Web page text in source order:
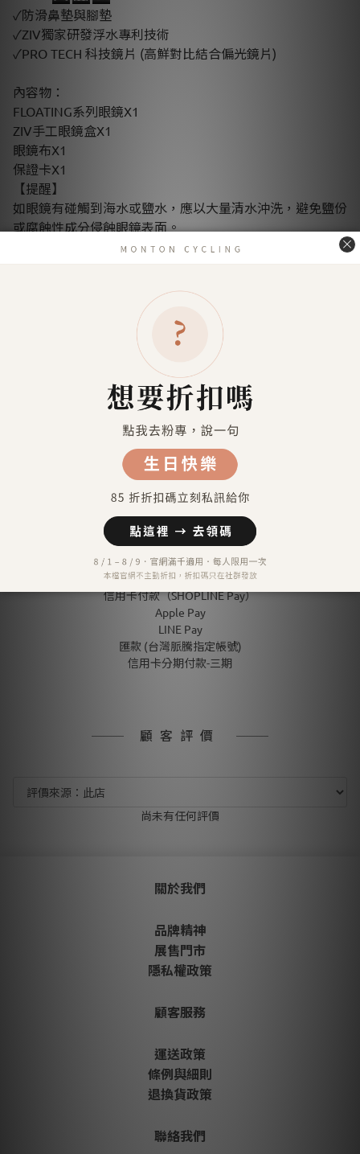
✓防滑鼻墊與腳墊
✓ZIV獨家研發浮水專利技術
✓PRO TECH 科技鏡片 (高鮮對比結合偏光鏡片)
內容物：
FLOATING系列眼鏡X1
ZIV手工眼鏡盒X1
眼鏡布X1
保證卡X1
【提醒】
如眼鏡有碰觸到海水或鹽水，應以大量清水沖洗，避免鹽份
或腐蝕性成分侵蝕眼鏡表面。
請勿將眼鏡置於潮濕或高溫空間，例如封閉未啟動的車。
了解更多
送貨及付款方式
送貨方式
宅配到府（金門／馬祖／澎湖 外島地區除外）
金門／馬祖／澎湖 等外島地區（郵寄）
港澳地區（順豐運費到付）
付款方式
信用卡付款（SHOPLINE Pay）
Apple Pay
LINE Pay
匯款 (台灣脈騰指定帳號)
信用卡分期付款-三期
顧客評價
尚未有任何評價
關於我們
品牌精神
展售門市
隱私權政策
顧客服務
運送政策
條例與細則
退換貨政策
聯絡我們